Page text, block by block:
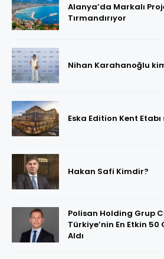
Alanya’da Markalı
Tırmandırıyor
Nihan Karahanoğlu
Eska Edition Kent Etabı
Hakan Safi Kimdir?
Polisan Holding Grup
Türkiye’nin En Etkin 50
Aldı